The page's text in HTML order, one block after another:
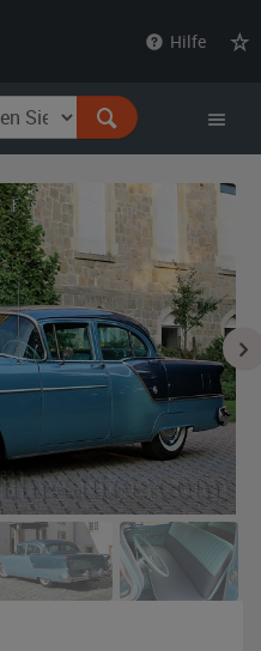
Hilfe